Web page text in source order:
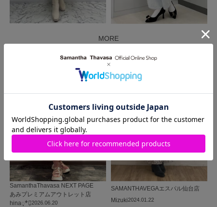
MORE
同じ商品を使った
2026.06.20
SamanthaThavasa NEXT PAGE
あみプレミアムアウトレット店
hina◌̥*⃝̣
2024.01.22
SAMANTHAVEGAエスパル仙台店
Mizuki